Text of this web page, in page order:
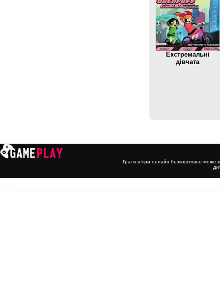
Екстремальні
дівчата
Грати в ігри онлайн безкоштовно може